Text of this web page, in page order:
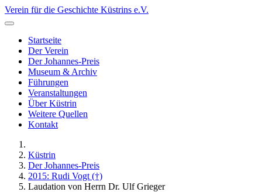
Verein für die Geschichte Küstrins e.V.
Startseite
Der Verein
Der Johannes-Preis
Museum & Archiv
Führungen
Veranstaltungen
Über Küstrin
Weitere Quellen
Kontakt
Küstrin
Der Johannes-Preis
2015: Rudi Vogt (†)
Laudation von Herrn Dr. Ulf Grieger